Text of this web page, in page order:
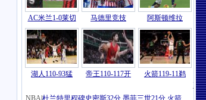
AC米兰1-0莱切 马德里竞技 阿斯顿维拉
湖人110-93猛 帝王110-117开
火箭119-11鹈
NBA
NBA杜兰特里程碑史密斯32分 墨菲三世21分 火箭